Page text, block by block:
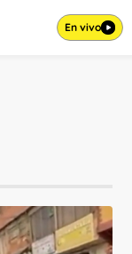
En vivo